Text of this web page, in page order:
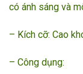
có ánh sáng và
– Kích cỡ: Cao
– Công dụng: